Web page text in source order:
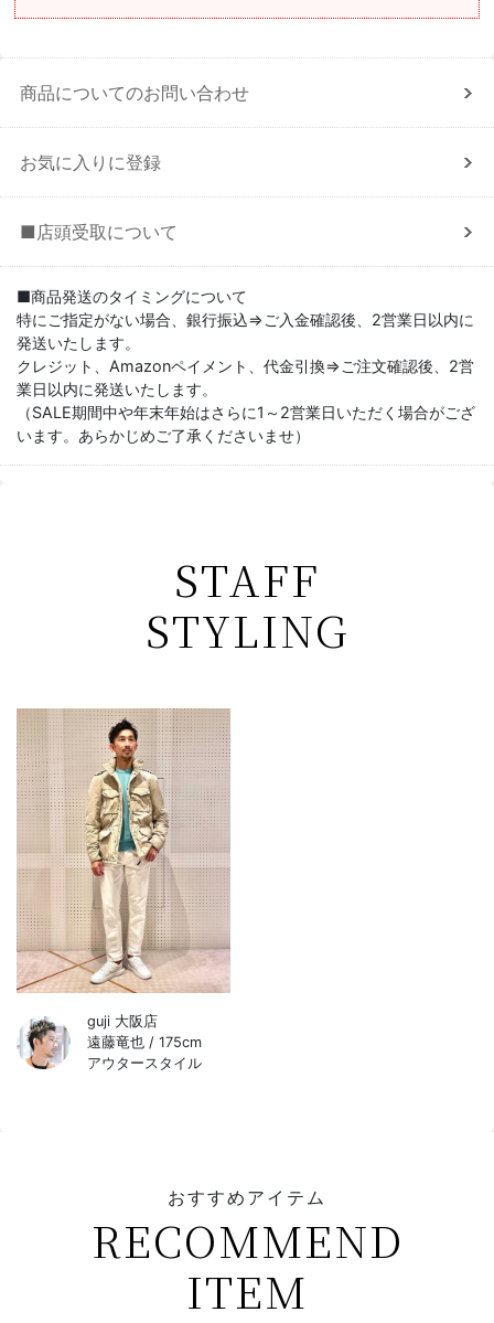
商品についてのお問い合わせ
お気に入りに登録
■店頭受取について
■商品発送のタイミングについて
特にご指定がない場合、銀行振込⇒ご入金確認後、2営業日以内に
発送いたします。
クレジット、Amazonペイメント、代金引換⇒ご注文確認後、2営
業日以内に発送いたします。
（SALE期間中や年末年始はさらに1～2営業日いただく場合がござ
います。あらかじめご了承くださいませ）
STAFF
STYLING
guji 大阪店
遠藤竜也 / 175cm
アウタースタイル
おすすめアイテム
RECOMMEND
ITEM